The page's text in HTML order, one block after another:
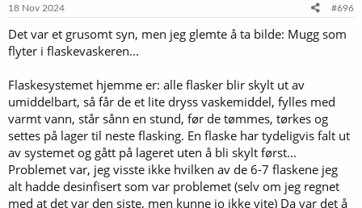
e
:
18 Nov 2024 #696
Det var et grusomt syn, men jeg glemte å ta bilde: Mugg som
flyter i flaskevaskeren...
Flaskesystemet hjemme er: alle flasker blir skylt ut av
umiddelbart, så får de et lite dryss vaskemiddel, fylles med
varmt vann, står sånn en stund, før de tømmes, tørkes og
settes på lager til neste flasking. En flaske har tydeligvis falt ut
av systemet og gått på lageret uten å bli skylt først...
Problemet var, jeg visste ikke hvilken av de 6-7 flaskene jeg
alt hadde desinfisert som var problemet (selv om jeg regnet
med at det var den siste, men kunne jo ikke vite) Da var det å